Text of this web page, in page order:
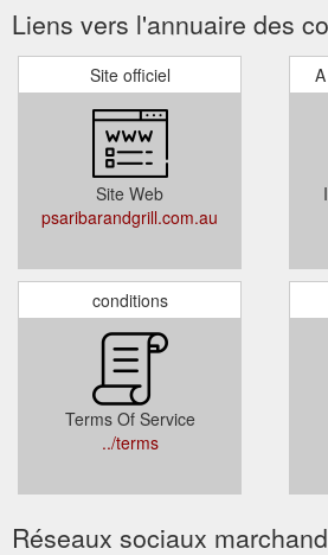
Liens vers l'annuaire des
Site officiel
Site Web
psaribarandgrill.com.au
conditions
Terms Of Service
../terms
Réseaux sociaux